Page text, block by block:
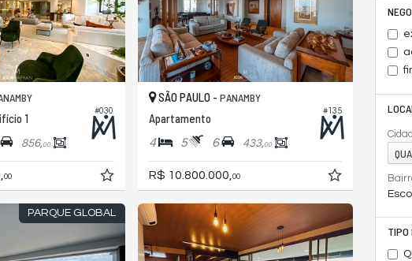
TIPO
#030
1
856,00
00
#135
SÃO PAULO - PANAMBY
Apartamento
4 5 6 433,00
R$ 10.800.000, 00
PARQUE GLOBAL